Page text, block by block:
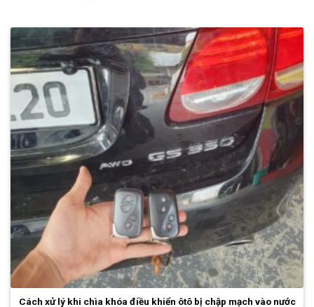
Cách xử lý khi chìa khóa điều khiển ôtô bị chập mạch vào nước